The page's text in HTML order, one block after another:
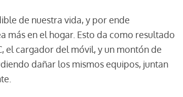
de nuestra vida, y por ende
más en el hogar. Esto da como resultado
el cargador del móvil, y un montón de
dañar los mismos equipos, juntan